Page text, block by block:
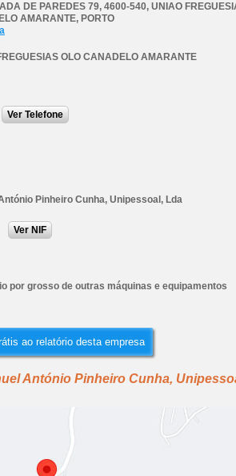
DE PAREDES 79, 4600-540, UNIAO
AMARANTE, PORTO
OLO CANADELO AMARANTE
Ver Telefone
Pinheiro Cunha, Unipessoal, Lda
Ver NIF
por grosso de outras máquinas e equipamentos
ao relatório desta empresa
António Pinheiro Cunha,